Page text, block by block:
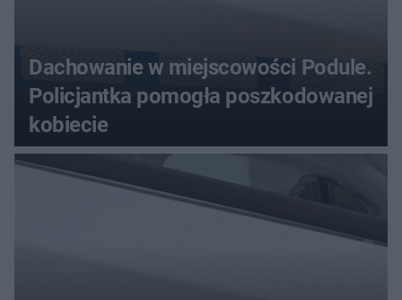
Dachowanie w miejscowości Podule.
Policjantka pomogła poszkodowanej
kobiecie